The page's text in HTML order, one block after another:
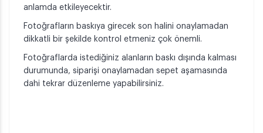
anlamda etkileyecektir.
Fotoğrafların baskıya girecek son halini onaylamadan
dikkatli bir şekilde kontrol etmeniz çok önemli.
Fotoğraflarda istediğiniz alanların baskı dışında kalması
durumunda, siparişi onaylamadan sepet aşamasında
dahi tekrar düzenleme yapabilirsiniz.